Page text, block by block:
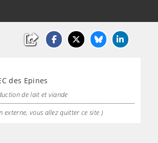
des Epines
de lait et viande
externe, vous allez quitter ce site )